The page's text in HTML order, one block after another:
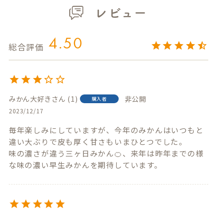
レビュー
4.50
みかん大好き 1 購入者 非公開
2023/12/17
毎年楽しみにしていますが、今年のみかんはいつもと
違い大ぶりで皮も厚く甘さもいまひとつでした。
味の濃さが違う三ヶ日みかん🍊、来年は昨年までの様
な味の濃い早生みかんを期待しています。